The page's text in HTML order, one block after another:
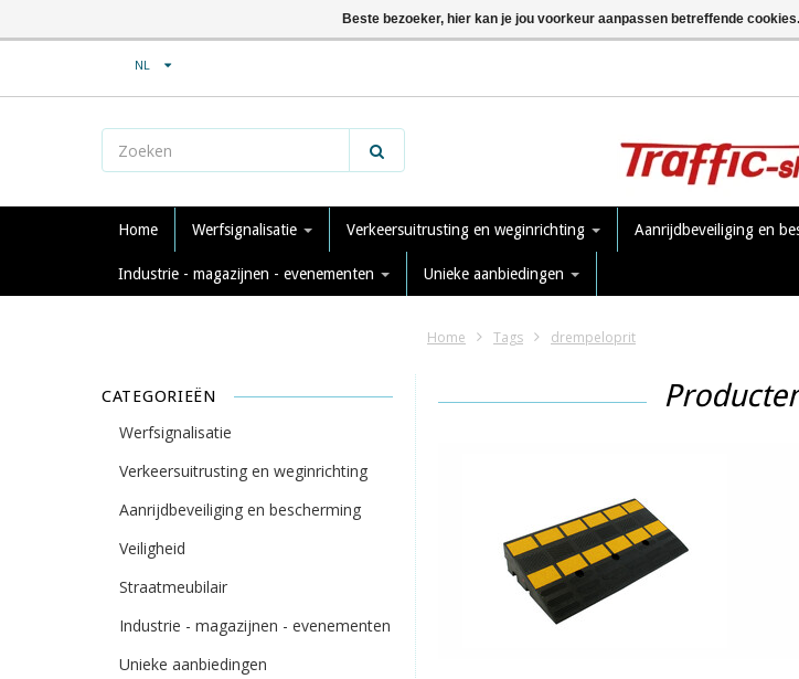
NL
Home Werfsignalisatie Verkeersuitrusting en weginrichting Aanrijdbeveiliging en
Industrie - magazijnen - evenementen Unieke aanbiedingen
Home Tags drempeloprit
CATEGORIEËN
Werfsignalisatie
Verkeersuitrusting en weginrichting
Aanrijdbeveiliging en bescherming
Veiligheid
Straatmeubilair
Industrie - magazijnen - evenementen
Unieke aanbiedingen
Beste bezoeker, hier kan je jou voorkeur aanpassen betreffende